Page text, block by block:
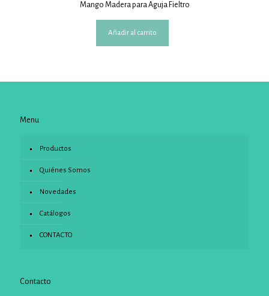
Mango Madera para Aguja Fieltro
Añadir al carrito
Menu
Productos
Quiénes Somos
Novedades
Catálogos
CONTACTO
Contacto